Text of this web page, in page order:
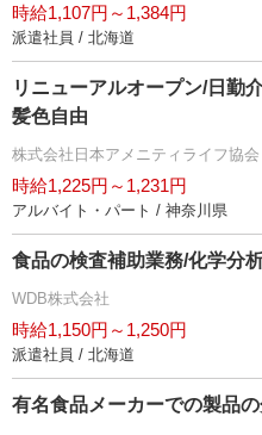
時給1,107円～1,384円
派遣社員 / 北海道
リニューアルオープン/日勤
髪色自由
株式会社日本アメニティライフ協会
時給1,225円～1,231円
アルバイト・パート / 神奈川県
食品の検査補助業務/化学分
WDB株式会社
時給1,150円～1,250円
派遣社員 / 北海道
有名食品メーカーでの製品